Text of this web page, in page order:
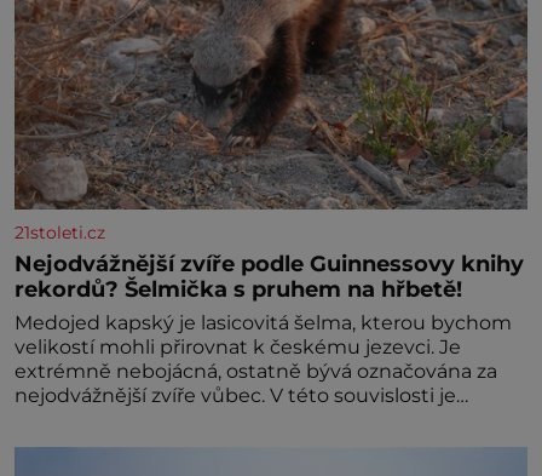
21stoleti.cz
Nejodvážnější zvíře podle Guinnessovy knihy
rekordů? Šelmička s pruhem na hřbetě!
Medojed kapský je lasicovitá šelma, kterou bychom
velikostí mohli přirovnat k českému jezevci. Je
extrémně nebojácná, ostatně bývá označována za
nejodvážnější zvíře vůbec. V této souvislosti je